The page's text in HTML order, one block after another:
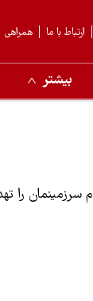
همراهی ارتباط با ما
بیشتر
سرزمینمان را